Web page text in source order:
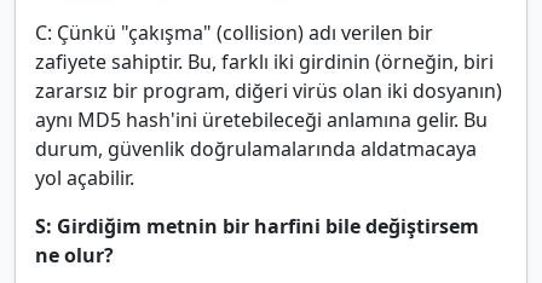
C: Çünkü "çakışma" (collision) adı verilen bir
zafiyete sahiptir. Bu, farklı iki girdinin (örneğin, biri
zararsız bir program, diğeri virüs olan iki dosyanın)
aynı MD5 hash'ini üretebileceği anlamına gelir. Bu
durum, güvenlik doğrulamalarında aldatmacaya
yol açabilir.
S: Girdiğim metnin bir harfini bile değiştirsem
ne olur?